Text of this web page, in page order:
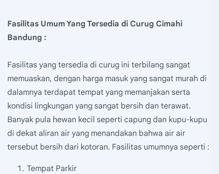
Fasilitas Umum Yang Tersedia di Curug Cimahi
Bandung :
Fasilitas yang tersedia di curug ini terbilang sangat
memuaskan, dengan harga masuk yang sangat murah di
dalamnya terdapat tempat yang memanjakan serta
kondisi lingkungan yang sangat bersih dan terawat.
Banyak pula hewan kecil seperti capung dan kupu-kupu
di dekat aliran air yang menandakan bahwa air air
tersebut bersih dari kotoran. Fasilitas umumnya seperti :
Tempat Parkir